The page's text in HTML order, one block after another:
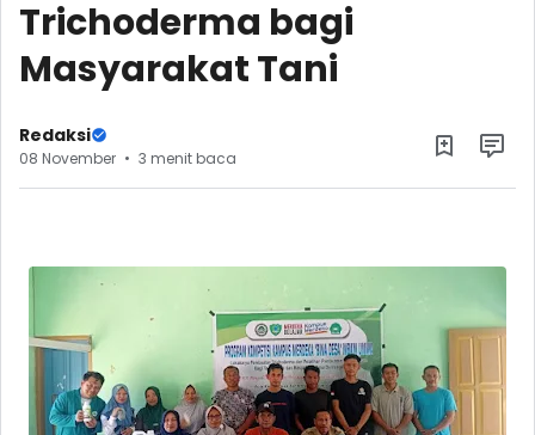
Trichoderma bagi
Masyarakat Tani
Redaksi
08 November 3 menit baca